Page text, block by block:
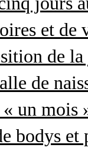
et
de
de
« un
bodys